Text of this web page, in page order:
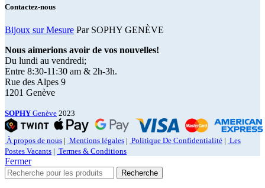
Contactez-nous
Bijoux sur Mesure Par SOPHY GENÈVE
Nous aimerions avoir de vos nouvelles!
Du lundi au vendredi;
Entre 8:30-11:30 am & 2h-3h.
Rue des Alpes 9
1201 Genève
SOPHY Genève 2023
À propos de nous | Mentions légales | Politique De Confidentialité | Les
Postes Vacants | Termes & Conditions
Fermer
Recherche